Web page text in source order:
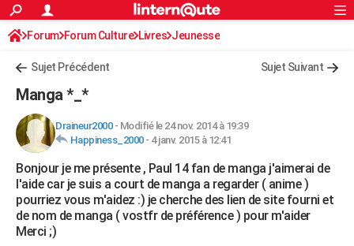
ACTUALITÉS
Politique
Société
Faits Divers
Education
Monde
Villes
+
FINANCE
Retraite
Impôts
Epargne
Immobilier
Risques naturels par ville
Banque
Assurance
Crédit
AUTO
Essais
Réserver un essai
Citadines
Berlines
SUV
Forum auto
+HIGH-TECH
Mobiles
Meilleur smartphone
Internet
Ordinateurs
Jeux vidéo
Guide high-tech
+BRICOLAGE
Forum
Aménagement intérieur
Extérieur
Cuisine
Salle de bains
Jardinage
Rangement
S'inscrire
Connexion
Forum Forum Culture Livres Jeunesse
Sujet Précédent Sujet Suivant
Manga *_*
Draineur2000- Modifié le 24 nov. 2014 à 19:39
Happiness_2000- 4 janv. 2015 à 12:41
Bonjour je me présente , Paul 14 fan de manga j'aimerai de
l'aide car je suis a court de manga a regarder ( anime )
pourriez vous m'aidez :) je cherche des lien de site fourni et
de nom de manga ( vostfr de préférence ) pour m'aider
Merci ;)